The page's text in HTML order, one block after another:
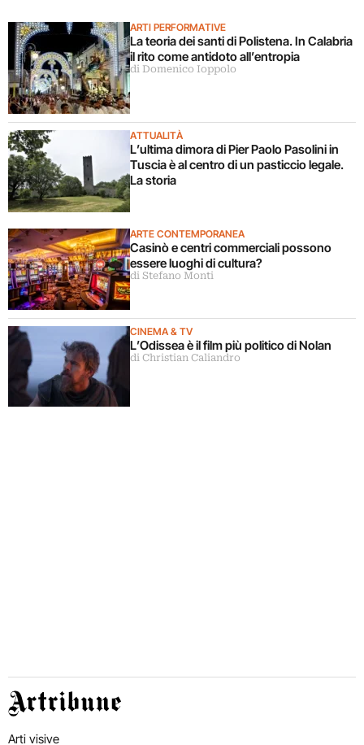
ARTI PERFORMATIVE
La teoria dei santi di Polistena. In Calabria
il rito come antidoto all’entropia
di Domenico Ioppolo
ATTUALITÀ
L’ultima dimora di Pier Paolo Pasolini in
Tuscia è al centro di un pasticcio legale.
La storia
ARTE CONTEMPORANEA
Casinò e centri commerciali possono
essere luoghi di cultura?
di Stefano Monti
CINEMA & TV
L’Odissea è il film più politico di Nolan
di Christian Caliandro
Artribune
Arti visive